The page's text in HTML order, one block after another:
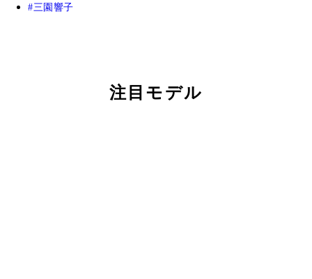
三園響子
注目モデル